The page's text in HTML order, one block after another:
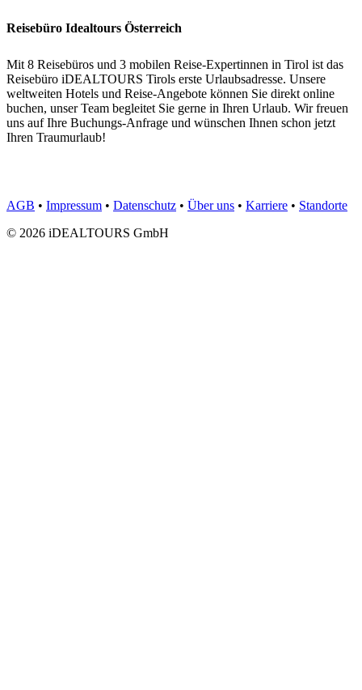
Reisebüro Idealtours Österreich
Mit 8 Reisebüros und 3 mobilen Reise-Expertinnen in Tirol ist das
Reisebüro iDEALTOURS Tirols erste Urlaubsadresse. Unsere
weltweiten Hotels und Reise-Angebote können Sie direkt online
buchen, unser Team begleitet Sie gerne in Ihren Urlaub. Wir freuen
uns auf Ihre Buchungs-Anfrage und wünschen Ihnen schon jetzt
Ihren Traumurlaub!
AGB • Impressum • Datenschutz • Über uns • Karriere • Standorte
© 2026 iDEALTOURS GmbH